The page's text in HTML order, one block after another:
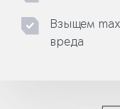
Взыщем
вреда